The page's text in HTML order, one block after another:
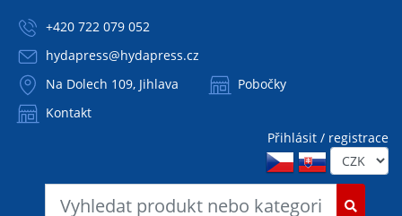
+420 722 079 052
hydapress@hydapress.cz
Na Dolech 109, Jihlava
Pobočky
Kontakt
Přihlásit / registrace